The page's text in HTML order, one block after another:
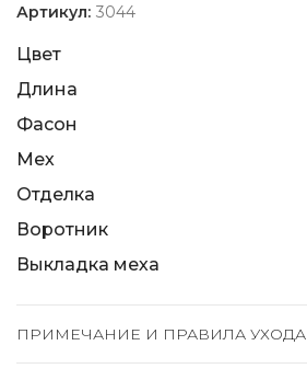
Артикул: 3044
Цвет
Длина
Фасон
Мех
Отделка
Воротник
Выкладка меха
ПРИМЕЧАНИЕ И ПРАВИЛА УХОДА